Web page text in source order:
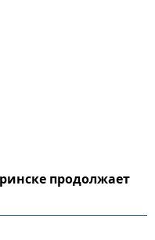
продолжает